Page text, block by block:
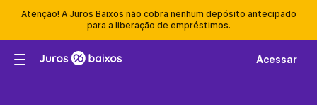
Atenção! A Juros Baixos não cobra nenhum depósito antecipado
para a liberação de empréstimos.
Acessar